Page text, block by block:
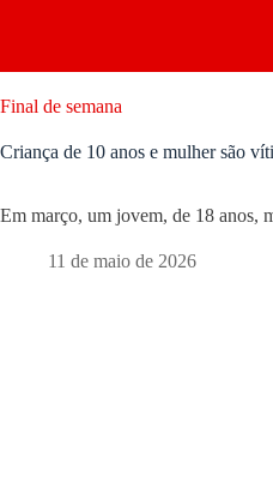
Final de semana
Criança de 10 anos e mulher são
Em março, um jovem, de 18 anos,
11 de maio de 2026